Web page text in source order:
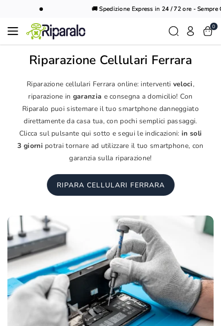
🚚 Spedizione Express in 24 / 72 ore - Sempre
0
Riparazione Cellulari Ferrara
Riparazione cellulari Ferrara online: interventi veloci,
riparazione in garanzia e consegna a domicilio! Con
Riparalo puoi sistemare il tuo smartphone danneggiato
direttamente da casa tua, con pochi semplici passaggi.
Clicca sul pulsante qui sotto e segui le indicazioni: in soli
3 giorni potrai tornare ad utilizzare il tuo smartphone, con
garanzia sulla riparazione!
RIPARA CELLULARI FERRARA